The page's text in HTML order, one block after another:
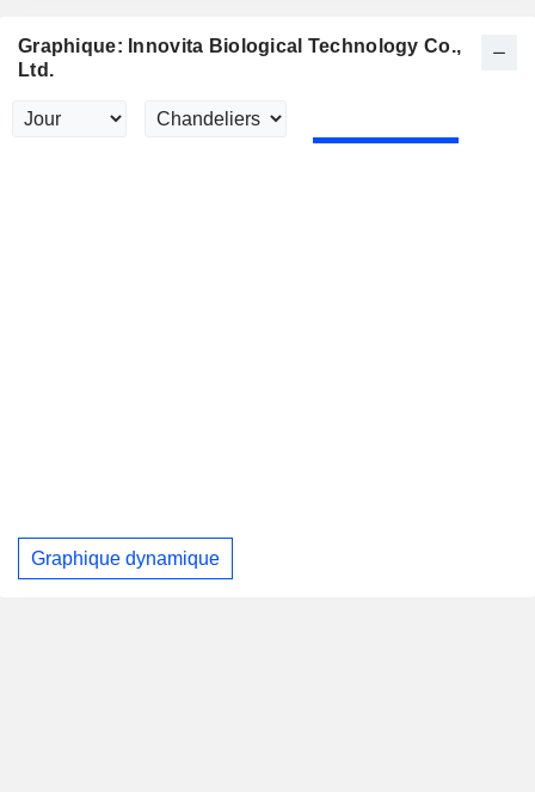
Graphique: Innovita Biological Technology Co.,
Ltd.
Graphique dynamique